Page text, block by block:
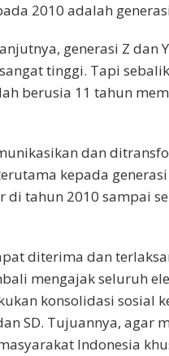
2010 adalah
generasi Z dan
tinggi. Tapi
berusia 11 tahun
dan
kepada
di tahun 2010 sampai
diterima dan
mengajak seluruh
konsolidasi sosial
SD. Tujuannya, agar
Indonesia